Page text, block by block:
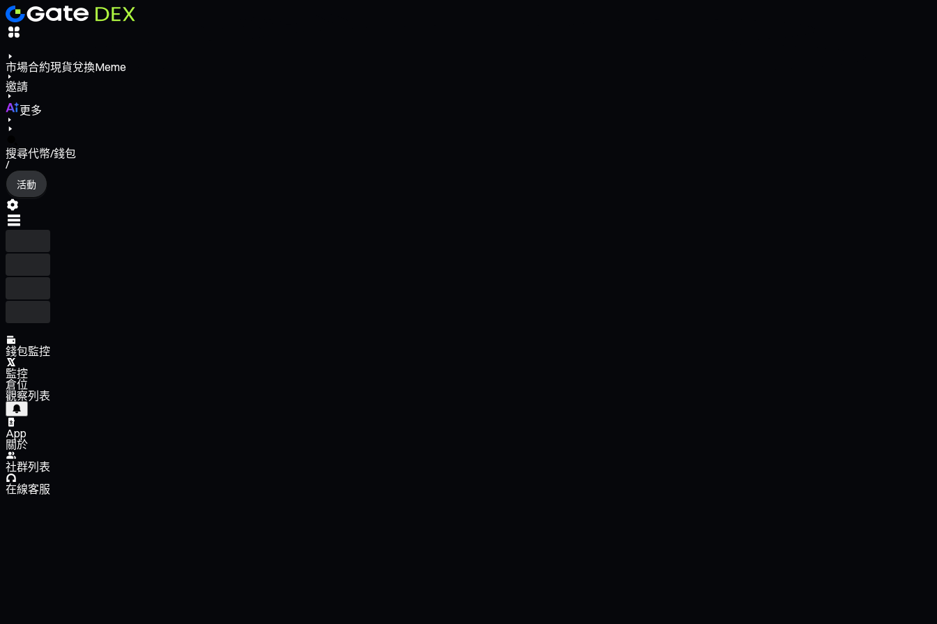
市場合約現貨兌換Meme
邀請
更多
搜尋代幣/錢包
/
活動
錢包監控
監控
倉位
觀察列表
App
關於
社群列表
在線客服